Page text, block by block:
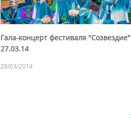
Гала-концерт фестиваля "Созвездие"
27.03.14
28/03/2014